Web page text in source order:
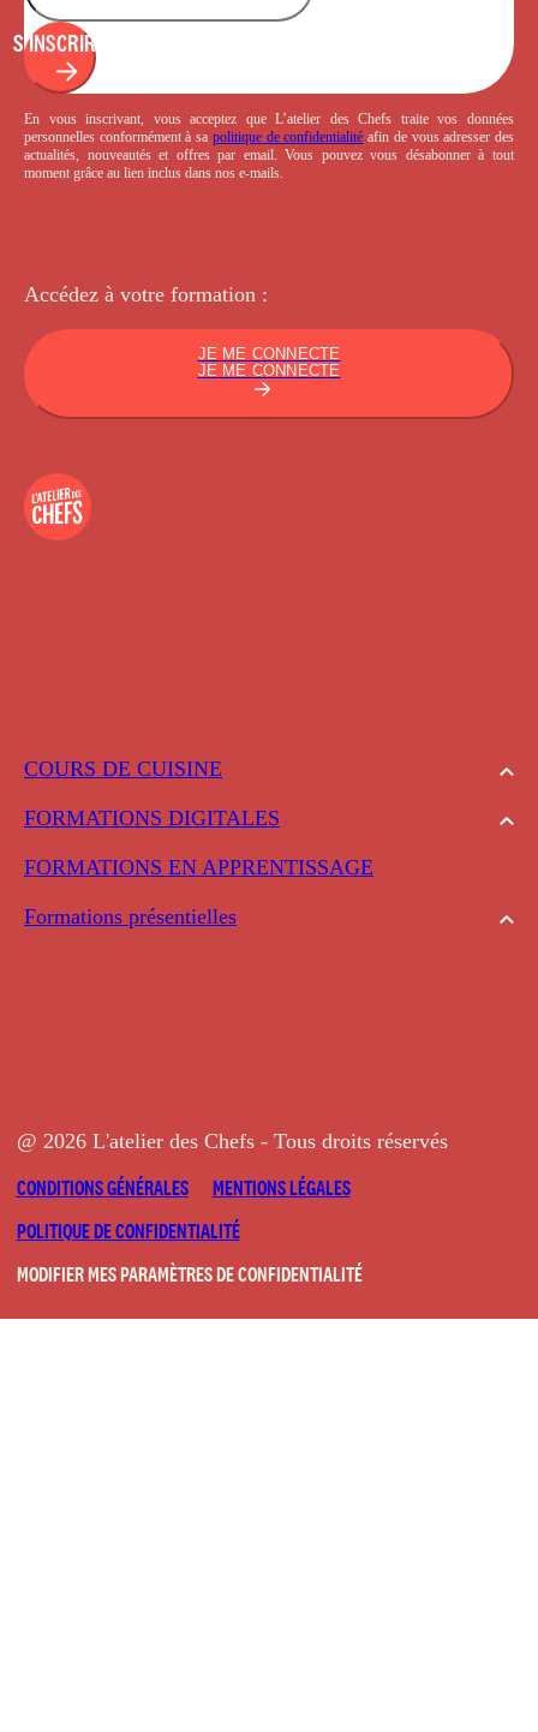
COURS DE CUISINE
FORMATIONS DIGITALES
FORMATIONS EN APPRENTISSAGE
Formations présentielles
S'INSCRIRE
En vous inscrivant, vous acceptez que L’atelier des Chefs traite vos données
personnelles conformément à sa politique de confidentialité afin de vous adresser des
actualités, nouveautés et offres par email. Vous pouvez vous désabonner à tout
moment grâce au lien inclus dans nos e-mails.
Accédez à votre formation :
JE ME CONNECTE
JE ME CONNECTE
@ 2026 L'atelier des Chefs - Tous droits réservés
CONDITIONS GÉNÉRALES
MENTIONS LÉGALES
POLITIQUE DE CONFIDENTIALITÉ
MODIFIER MES PARAMÈTRES DE CONFIDENTIALITÉ